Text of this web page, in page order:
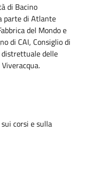
di Bacino
parte di Atlante
del Mondo e
di CAI, Consiglio di
delle
corsi e sulla